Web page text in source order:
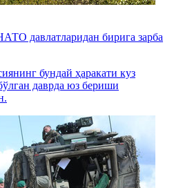
давлатларидан бирига зарба
бундай ҳаракати куз
даврда юз бериши